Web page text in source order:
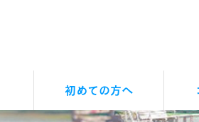
初めての方へ